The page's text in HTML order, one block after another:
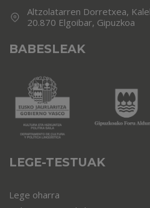
Altzolatarren Dorretxea,
20.870 Elgoibar, Gipuzkoa
BABESLEAK
LEGE-TESTUAK
Lege oharra